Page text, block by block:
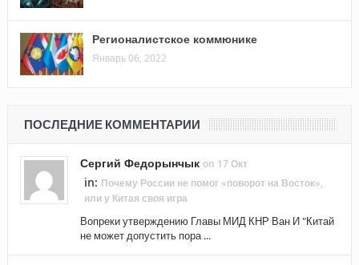
Регионалистское коммюнике
Январь 06, 2022
ПОСЛЕДНИЕ КОММЕНТАРИИ
Сергий Федорынчык on 17 Окт
in: Почему России не помог «поворот на Восток»,
или у Китая своя игра
Вопреки утверждению Главы МИД КНР Ван И "Китай
не может допустить пора ...